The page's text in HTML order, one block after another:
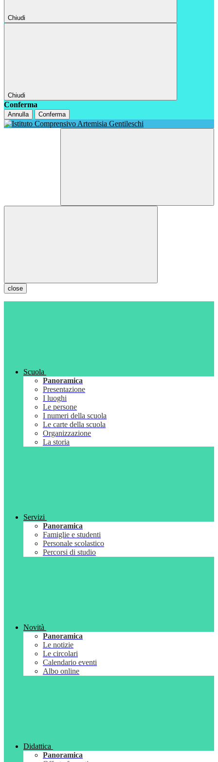
Chiudi
Chiudi
Conferma
Annulla Conferma
close
Scuola
Panoramica
Presentazione
I luoghi
Le persone
I numeri della scuola
Le carte della scuola
Organizzazione
La storia
Servizi
Panoramica
Famiglie e studenti
Personale scolastico
Percorsi di studio
Novità
Panoramica
Le notizie
Le circolari
Calendario eventi
Albo online
Didattica
Panoramica